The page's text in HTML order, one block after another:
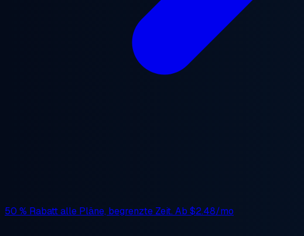
50 % Rabattalle Pläne, begrenzte Zeit. Ab $2.48/mo